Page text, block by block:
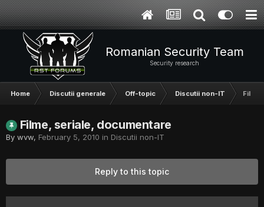
Romanian Security Team
Security research
Home Discutii generale Off-topic Discutii non-IT
Filme, seriale, documentare
By wvw, February 5, 2010 in Discutii non-IT
Reply to this topic